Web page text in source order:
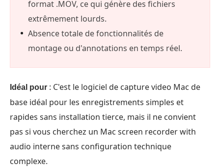
format .MOV, ce qui génère des fichiers
extrêmement lourds.
Absence totale de fonctionnalités de
montage ou d'annotations en temps réel.
Idéal pour : C'est le logiciel de capture video Mac de
base idéal pour les enregistrements simples et
rapides sans installation tierce, mais il ne convient
pas si vous cherchez un Mac screen recorder with
audio interne sans configuration technique
complexe.